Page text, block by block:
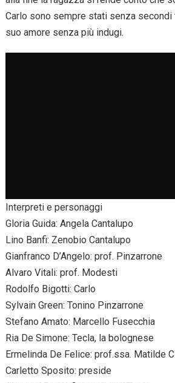
Carlo sono sempre stati senza
suo amore senza più indugi.
Interpreti e personaggi
Gloria Guida: Angela Cantalupo
Lino Banfi: Zenobio Cantalupo
Gianfranco D’Angelo: prof. Pinzarrone
Alvaro Vitali: prof. Modesti
Rodolfo Bigotti: Carlo
Sylvain Green: Tonino Pinzarrone
Stefano Amato: Marcello Fusecchia
Ria De Simone: Tecla, la bolognese
Ermelinda De Felice: prof.ssa. Matilde
Carletto Sposito: preside